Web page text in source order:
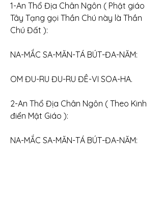
1-An Thổ Địa Chân Ngôn ( Phật giáo
Tây Tạng gọi Thần Chú này là Thần
Chú Đất ):
NA-MẮC SA-MĂN-TÁ BÚT-ĐA-NĂM:
OM ĐU-RU ĐU-RU ĐÊ-VI SOA-HA.
2-An Thổ Địa Chân Ngôn ( Theo Kinh
điển Mật Giáo ):
NA-MẮC SA-MĂN-TÁ BÚT-ĐA-NĂM: